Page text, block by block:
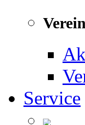
Verein
Service